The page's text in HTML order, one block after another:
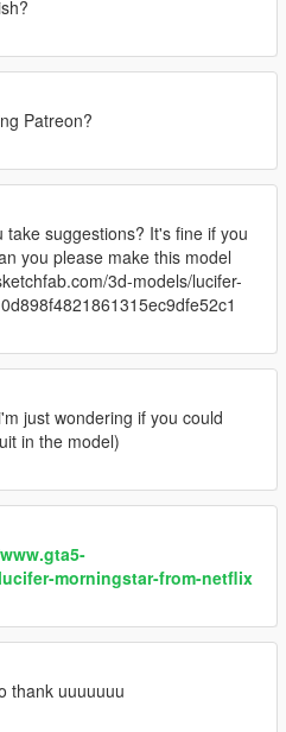
Patreon?
take suggestions? It's fine if you
you please make this model
3d-models/lucifer-
just wondering if you could
in the model)
morningstar-from-netflix
thank uuuuuuu